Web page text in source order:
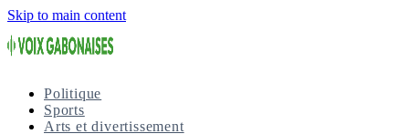
Skip to main content
Politique
Sports
Arts et divertissement